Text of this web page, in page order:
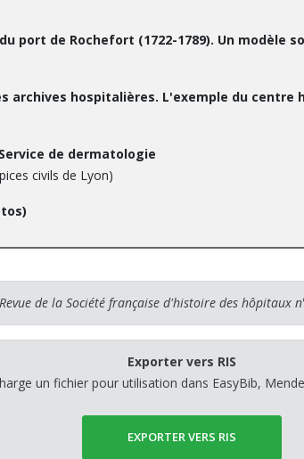
port de Rochefort (1722-1789). Un modèle
archives hospitalières. L'exemple du centre
de dermatologie
civils de Lyon)
Revue de la Société française d'histoire des hôpitaux
Exporter vers RIS
un fichier pour utilisation dans EasyBib,
EXPORTER VERS RIS